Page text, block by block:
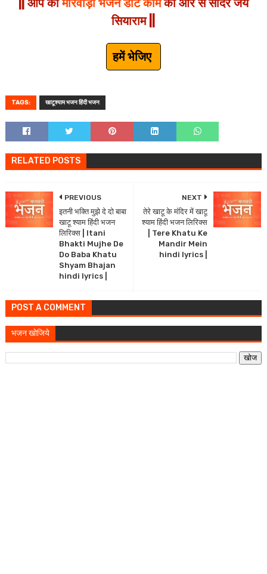
|| आप कोमारवाड़ी भजन डॉट कॉमकी और से सादर जय
सियाराम ||
हमें भेजिए
TAGS: खाटूश्याम भजन हिंदी भजन
RELATED POSTS
NEXT
तेरे खाटू के मंदिर में खाटू
श्याम हिंदी भजन लिरिक्स
| Tere Khatu Ke
Mandir Mein
hindi lyrics |
PREVIOUS
इतनी भक्ति मुझे दे दो बाबा
खाटू श्याम हिंदी भजन
लिरिक्स | Itani
Bhakti Mujhe De
Do Baba Khatu
Shyam Bhajan
hindi lyrics |
POST A COMMENT
भजन खोजिये